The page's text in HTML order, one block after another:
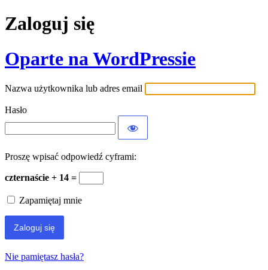
Zaloguj się
Oparte na WordPressie
Nazwa użytkownika lub adres email
Hasło
Proszę wpisać odpowiedź cyframi:
czternaście + 14 =
Zapamiętaj mnie
Nie pamiętasz hasła?